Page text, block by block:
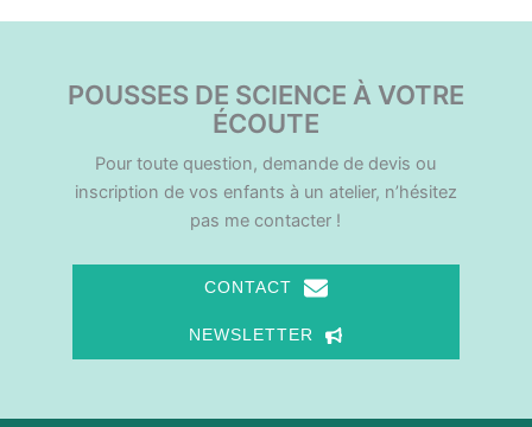
POUSSES DE SCIENCE À VOTRE
ÉCOUTE
Pour toute question, demande de devis ou
inscription de vos enfants à un atelier, n’hésitez
pas me contacter !
CONTACT
NEWSLETTER